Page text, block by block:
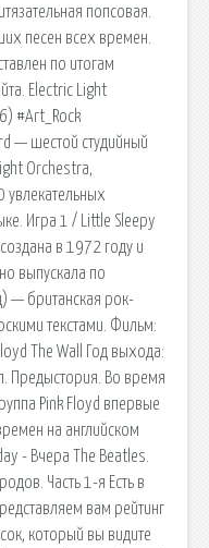
попсовая.
песен всех времен.
по итогам
Electric Light
#Art_Rock
— шестой студийный
Orchestra,
Игра 1 / Little Sleepy
в 1972 году и
выпускала по
— британская рок-
текстами. Фильм:
The Wall Год выхода:
Предыстория. Во время
Pink Floyd впервые
на английском
- Вчера The Beatles.
Часть 1-я Есть в
вам рейтинг
который вы видите